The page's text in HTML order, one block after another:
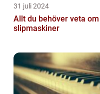
31 juli 2024
Allt du behöver veta om
slipmaskiner